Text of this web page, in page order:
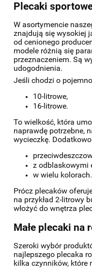
Plecaki
W asortymencie
znajdują się wysokiej
od cenionego
modele różnią się
przeznaczeniem. Są
udogodnienia.
Jeśli chodzi o
10-litrowe,
16-litrowe.
To wielkość, która
naprawdę potrzebne,
wycieczkę.
z odblaskowymi
w wielu kolorach.
Prócz plecaków
na przykład 2-litrowy
włożyć do wnętrza
Małe plecaki na
Szeroki wybór
najlepszego plecaka
kilka czynników, które